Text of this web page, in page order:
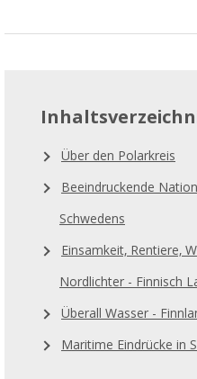
Über den Polarkreis
Beeindruckende
Schwedens
Einsamkeit, Rentiere,
Nordlichter - Finnisch
Überall Wasser -
Maritime Eindrücke in